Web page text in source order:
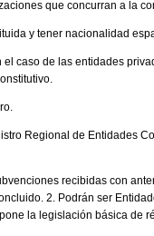
que concurran a la
y tener nacionalidad
el caso de las entidades
Regional de Entidades
recibidas con
2. Podrán ser
la legislación básica de